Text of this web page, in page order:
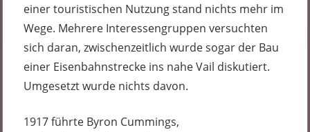
einer touristischen Nutzung stand nichts mehr im
Wege. Mehrere Interessengruppen versuchten
sich daran, zwischenzeitlich wurde sogar der Bau
einer Eisenbahnstrecke ins nahe Vail diskutiert.
Umgesetzt wurde nichts davon.
1917 führte Byron Cummings,